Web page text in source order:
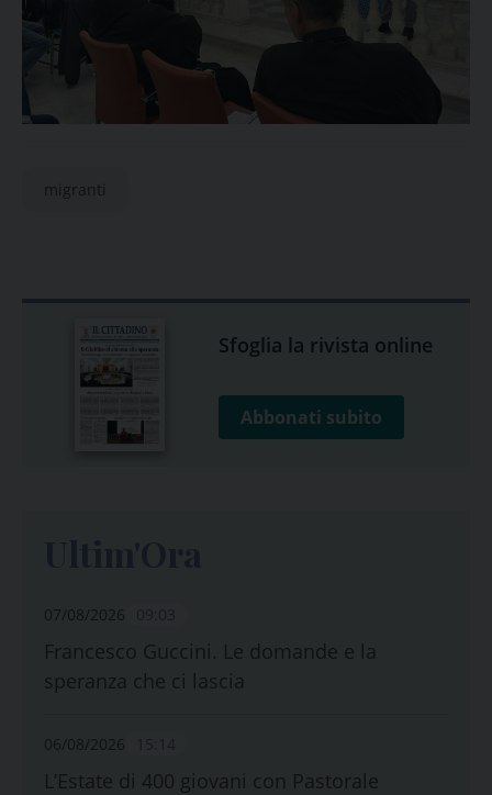
migranti
Sfoglia la rivista online
Abbonati subito
07/08/2026
Francesco Guccini. Le domande e la
speranza che ci lascia
06/08/2026
L’Estate di 400 giovani con Pastorale